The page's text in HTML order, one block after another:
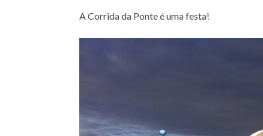
A Corrida da Ponte é uma festa!